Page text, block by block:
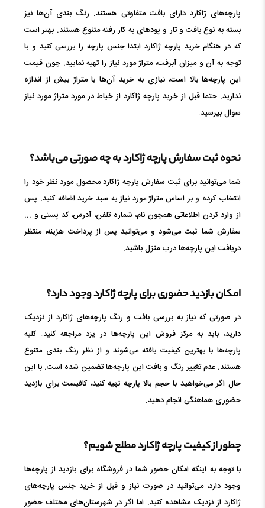
پارچه‌های ژاکارد دارای بافت متفاوتی هستند. رنگ بندی آن‌ها نیز
بسته به نوع بافت و تار و پودهای به کار رفته متنوع هستند. بهتر است
که در هنگام خرید پارچه ژاکارد ابتدا جنس پارچه را بررسی کنید و با
توجه به آن و میزان آبرفت، متراژ مورد نیاز را تهیه نمایید. چون قیمت
این پارچه‌ها بالا است، نیازی به خرید آن‌ها با متراژ بیش از اندازه
ندارید. حتما قبل از خرید پارچه ژاکارد از خیاط در مورد متراژ مورد نیاز
سوال بپرسید.
نحوه ثبت سفارش پارچه ژاکارد به چه صورتی می‌باشد؟
شما می‌توانید برای ثبت سفارش پارچه ژاکارد محصول مورد نظر خود را
انتخاب کرده و بر اساس متراژ مورد نیاز به سبد خرید اضافه کنید. پس
از وارد کردن اطلاعاتی همچون نام، شماره تلفن، آدرس، کد پستی و ...
سفارش شما ثبت می‌شود و می‌توانید پس از پرداخت هزینه، منتظر
دریافت این پارچه‌ها درب منزل باشید.
امکان بازدید حضوری برای پارچه ژاکارد وجود دارد؟
در صورتی که نیاز به بررسی بافت و رنگ پارچه‌های ژاکارد از نزدیک
دارید، باید به مرکز فروش این پارچه‌ها در یزد مراجعه کنید. کلیه
پارچه‌ها با بهترین کیفیت بافته می‌شوند و از نظر رنگ بندی متنوع
هستند. عدم تغییر رنگ و بافت این پارچه‌ها تضمین شده است. با این
حال اگر می‌خواهید با حجم بالا پارچه تهیه کنید، کافیست برای بازدید
حضوری هماهنگی انجام دهید.
چطور از کیفیت پارچه ژاکارد مطلع شویم؟
با توجه به اینکه امکان حضور شما در فروشگاه برای بازدید از پارچه‌ها
وجود دارد، می‌توانید در صورت نیاز و قبل از خرید جنس پارچه‌های
ژاکارد از نزدیک مشاهده کنید. اما اگر در شهرستان‌های مختلف حضور